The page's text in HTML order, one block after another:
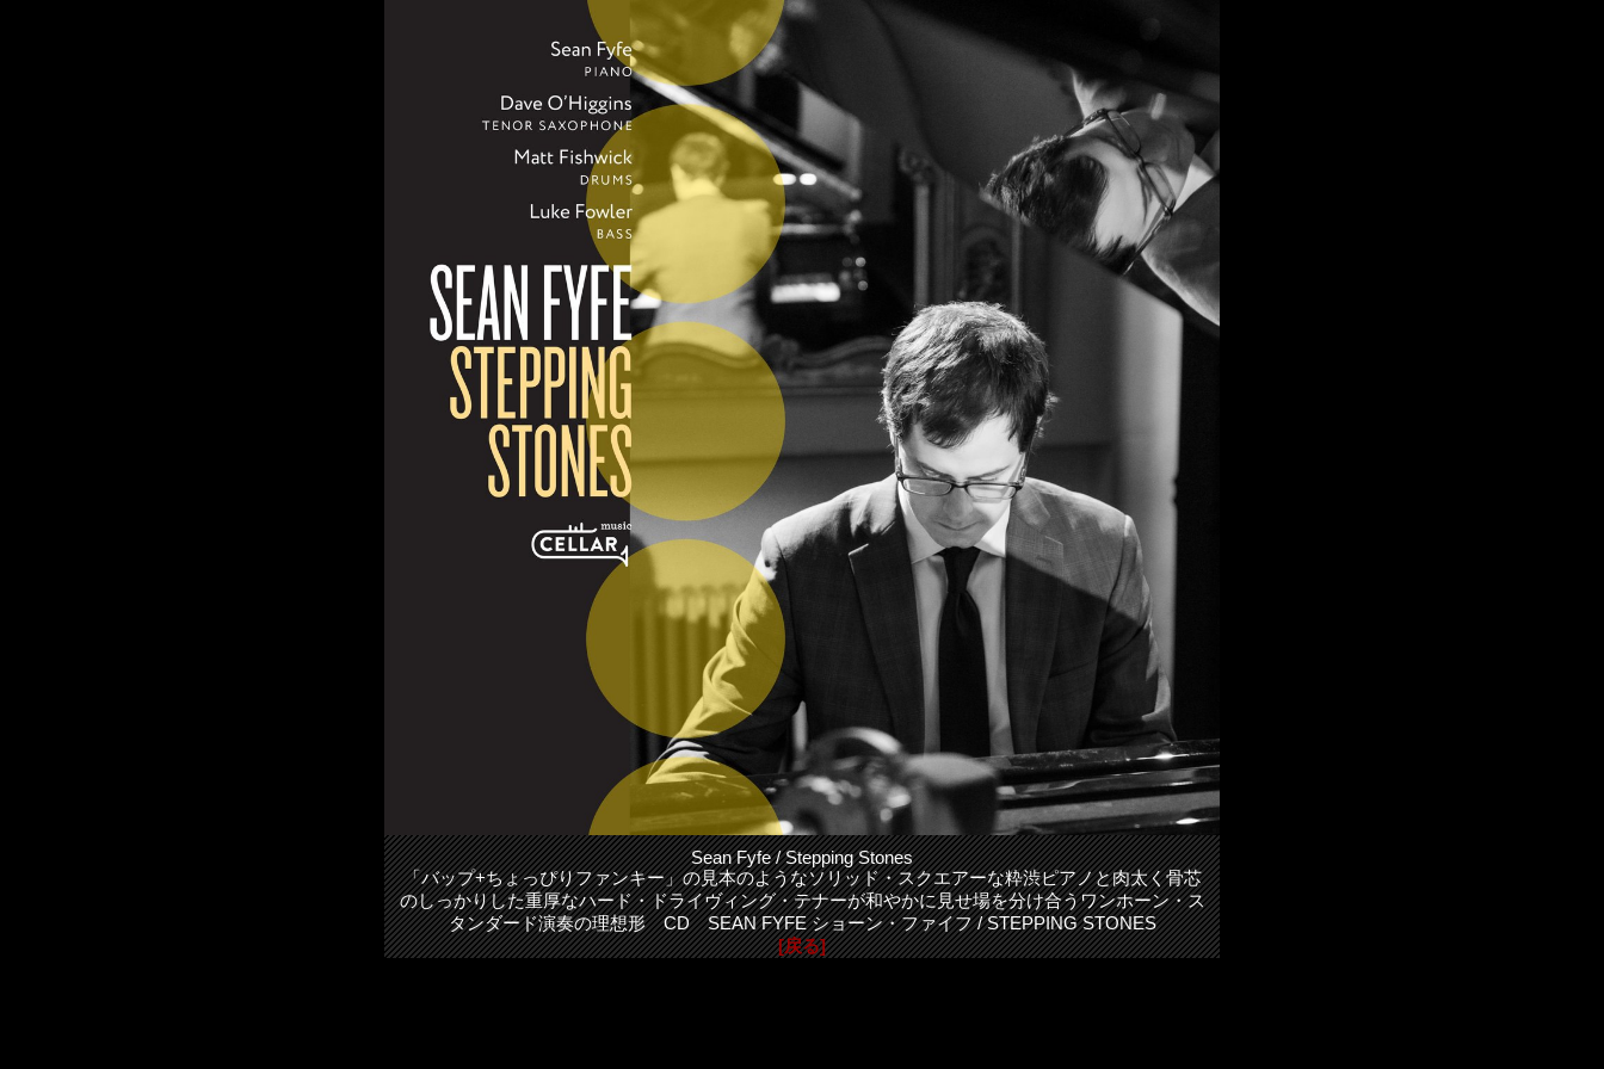
Sean Fyfe / Stepping Stones
「バップ+ちょっぴりファンキー」の見本のようなソリッド・スクエアーな粋渋ピアノと肉太く骨芯
のしっかりした重厚なハード・ドライヴィング・テナーが和やかに見せ場を分け合うワンホーン・ス
タンダード演奏の理想形 CD SEAN FYFE ショーン・ファイフ / STEPPING STONES
[戻る]